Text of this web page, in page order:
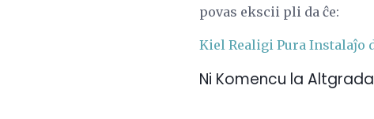
povas ekscii pli da ĉe:
Kiel Realigi Pura Instalaĵo
Ni Komencu la